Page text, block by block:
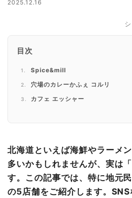
2025.12.16
目次
Spice&mill
穴場のカレーかふぇ コルリ
カフェ エッシャー
北海道といえば海鮮やラーメ
多いかもしれませんが、実は
す。この記事では、特に地元
の5店舗をご紹介します。